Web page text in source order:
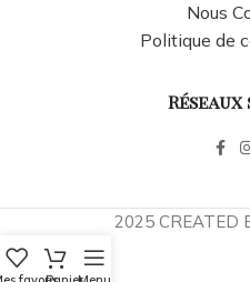
Nous
Politique de
2025 CREATED